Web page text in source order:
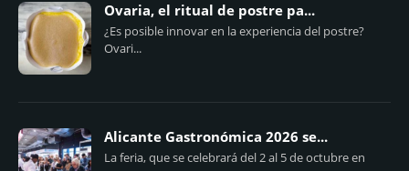
Ovaria, el ritual de postre pa...
¿Es posible innovar en la experiencia del postre?
Ovari...
Alicante Gastronómica 2026 se...
La feria, que se celebrará del 2 al 5 de octubre en